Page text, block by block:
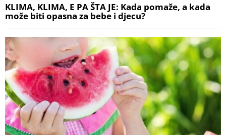
KLIMA, KLIMA, E PA ŠTA JE: Kada pomaže, a kada
može biti opasna za bebe i djecu?